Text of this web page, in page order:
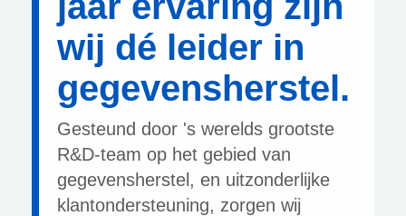
wij dé leider in
gegevensherstel.
Gesteund door 's werelds grootste
R&D-team op het gebied van
gegevensherstel, en uitzonderlijke
klantondersteuning, zorgen wij